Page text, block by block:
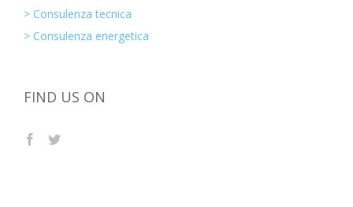
> Consulenza tecnica
> Consulenza energetica
FIND US ON